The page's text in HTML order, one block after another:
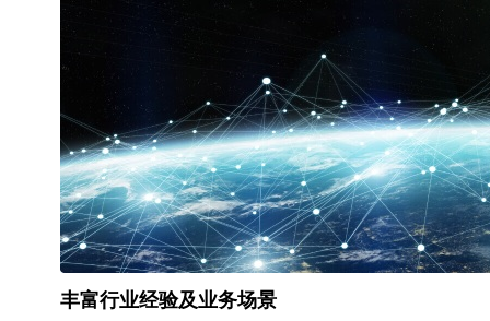
丰富行业经验及业务场景